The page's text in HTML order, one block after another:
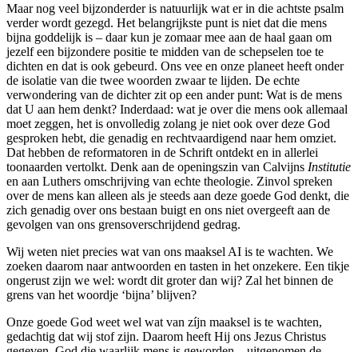
Maar nog veel bijzonderder is natuurlijk wat er in die achtste psalm
verder wordt gezegd. Het belangrijkste punt is niet dat die mens
bijna goddelijk is – daar kun je zomaar mee aan de haal gaan om
jezelf een bijzondere positie te midden van de schepselen toe te
dichten en dat is ook gebeurd. Ons vee en onze planeet heeft onder
de isolatie van die twee woorden zwaar te lijden. De echte
verwondering van de dichter zit op een ander punt: Wat is de mens
dat U aan hem denkt? Inderdaad: wat je over die mens ook allemaal
moet zeggen, het is onvolledig zolang je niet ook over deze God
gesproken hebt, die genadig en rechtvaardigend naar hem omziet.
Dat hebben de reformatoren in de Schrift ontdekt en in allerlei
toonaarden vertolkt. Denk aan de openingszin van Calvijns Institutie
en aan Luthers omschrijving van echte theologie. Zinvol spreken
over de mens kan alleen als je steeds aan deze goede God denkt, die
zich genadig over ons bestaan buigt en ons niet overgeeft aan de
gevolgen van ons grensoverschrijdend gedrag.
Wij weten niet precies wat van ons maaksel AI is te wachten. We
zoeken daarom naar antwoorden en tasten in het onzekere. Een tikje
ongerust zijn we wel: wordt dit groter dan wij? Zal het binnen de
grens van het woordje ‘bijna’ blijven?
Onze goede God weet wel wat van zíjn maaksel is te wachten,
gedachtig dat wij stof zijn. Daarom heeft Hij ons Jezus Christus